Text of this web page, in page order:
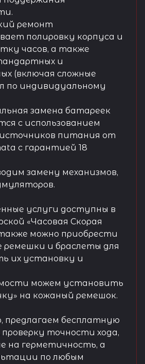
ремонт
полировку корпуса и
часов, а также
и
(включая сложные
по индивидуальному
замена батареек
с использованием
питания от
с гарантией 18
замену механизмов,
услуги доступны в
«Часовая Скорая
можно приобрести
и браслеты для
их установку и
можем установить
на кожаный ремешок.
предлагаем бесплатную
точности хода,
на герметичность, а
по любым